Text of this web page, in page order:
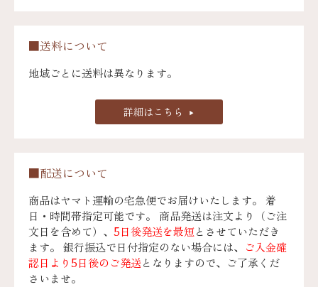
■送料について
地域ごとに送料は異なります。
詳細はこちら
■配送について
商品はヤマト運輸の宅急便でお届けいたします。 着
日・時間帯指定可能です。 商品発送は注文より（ご注
文日を含めて）、 5日後発送を最短とさせていただき
ます。 銀行振込で日付指定のない場合には、 ご入金確
認日より5日後のご発送となりますので、ご了承くだ
さいませ。